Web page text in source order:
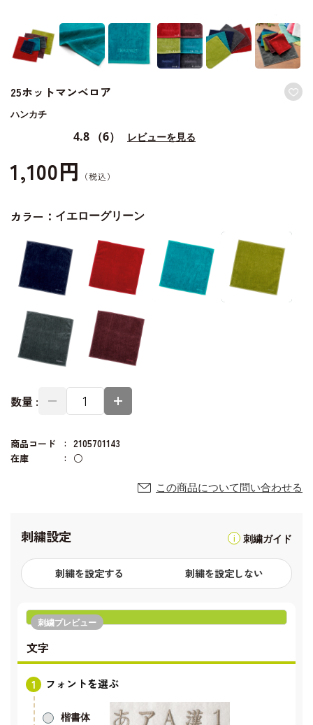
25ホットマンベロア
ハンカチ
4.8 （6） レビューを見る
1,100円
カラー： イエローグリーン
数量 :
商品コード
2105701143
在庫
○
この商品について問い合わせる
刺繍設定 刺繍ガイド
刺繍を設定する 刺繍を設定しない
刺繍プレビュー
文字
フォントを選ぶ
楷書体